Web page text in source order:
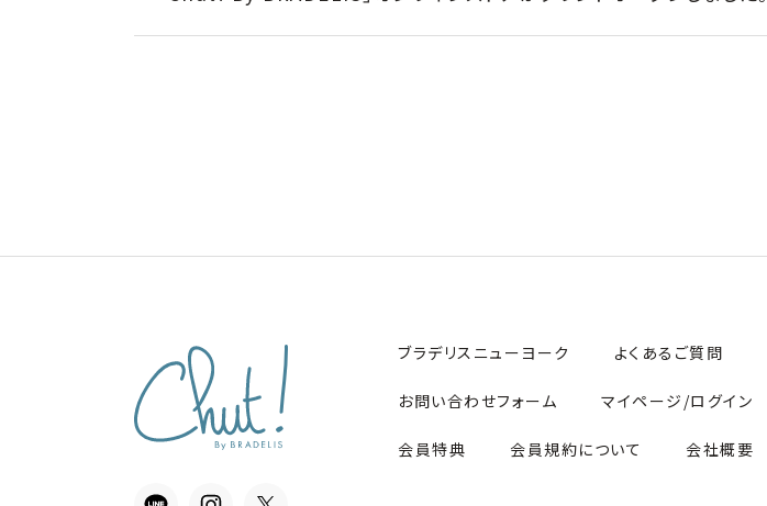
ブラデリスニューヨーク よくあるご質問
お問い合わせフォーム マイページ/ログイン
会員特典 会員規約について 会社概要